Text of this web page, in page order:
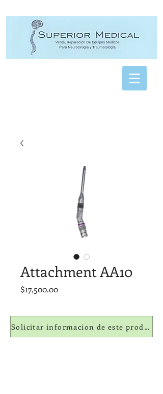
Attachment AA10
$17,500.00Precio
Solicitar informacion de este producto